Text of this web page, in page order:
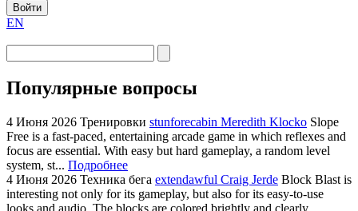
Войти
EN
Популярные вопросы
4 Июня 2026 Тренировки stunforecabin Meredith Klocko Slope
Free is a fast-paced, entertaining arcade game in which reflexes and
focus are essential. With easy but hard gameplay, a random level
system, st... Подробнее
4 Июня 2026 Техника бега extendawful Craig Jerde Block Blast is
interesting not only for its gameplay, but also for its easy-to-use
looks and audio. The blocks are colored brightly and clearly,